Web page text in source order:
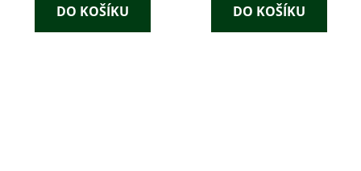
DO KOŠÍKU DO KOŠÍKU